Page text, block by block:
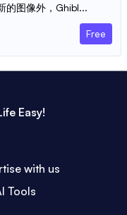
的图像外，Ghibl...
Free
Easy!
with us
Tools